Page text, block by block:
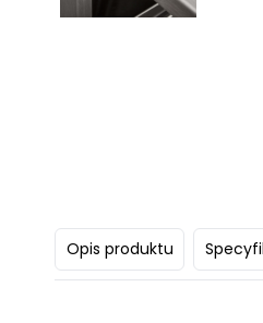
Opis produktu